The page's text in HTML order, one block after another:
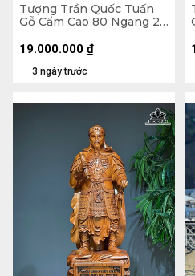
Tượng Trần Quốc Tuấn
Gỗ Cẩm Cao 80 Ngang 24
3 ngày trước
19.000.000 ₫